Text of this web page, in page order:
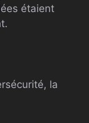
étaient
la